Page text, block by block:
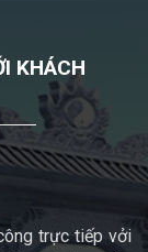
KHÁCH
trực tiếp vởi